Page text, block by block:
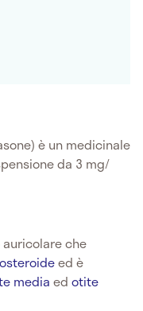
è un medicinale
da 3 mg/
che
ed è
mediaed otite